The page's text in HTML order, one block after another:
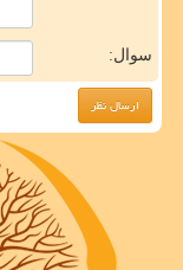
سوال: